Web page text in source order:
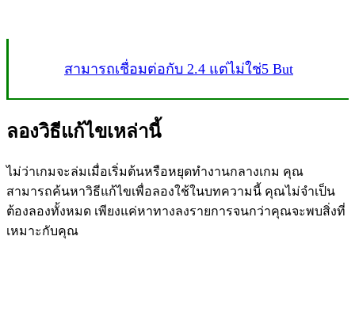
สามารถเชื่อมต่อกับ 2.4 แต่ไม่ใช่5 But
ลองวิธีแก้ไขเหล่านี้
ไม่ว่าเกมจะล่มเมื่อเริ่มต้นหรือหยุดทำงานกลางเกม คุณ
สามารถค้นหาวิธีแก้ไขเพื่อลองใช้ในบทความนี้ คุณไม่จำเป็น
ต้องลองทั้งหมด เพียงแค่หาทางลงรายการจนกว่าคุณจะพบสิ่งที่
เหมาะกับคุณ